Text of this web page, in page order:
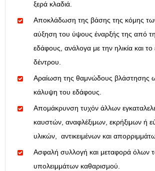
ξερά κλαδιά.
Αποκλάδωση της βάσης της κόμης
αύξηση του ύψους έναρξής της από
εδάφους, ανάλογα με την ηλικία και το
δέντρου.
Αραίωση της θαμνώδους βλάστησης
κάλυψη του εδάφους.
Απομάκρυνση τυχόν άλλων
καυστών, αναφλέξιμων, εκρήξιμων ή
υλικών, αντικειμένων και
Ασφαλή συλλογή και μεταφορά όλων
υπολειμμάτων καθαρισμού.